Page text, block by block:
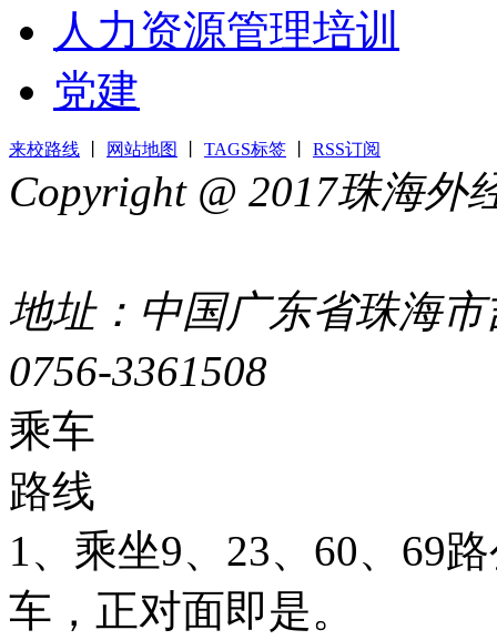
人力资源管理培训
党建
来校路线 网站地图 TAGS标签 RSS订阅
Copyright @ 2017珠海
地址：中国广东省珠海
0756-3361508
乘车
路线
1、乘坐9、23、60、69
车，正对面即是。